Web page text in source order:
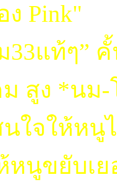
Pink"
33แท้ๆ”
สูง *นม
ใจให้หนู
หนูขยับเ